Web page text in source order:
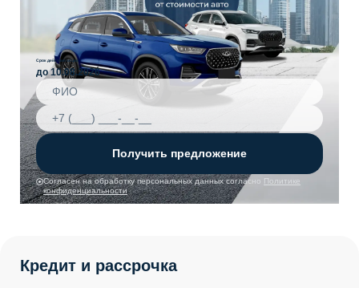
Получить предложение
Согласен на обработку персональных данных согласно Политике
конфиденциальности
Срок действия акции
до 10.08.2026
Кредит и рассрочка